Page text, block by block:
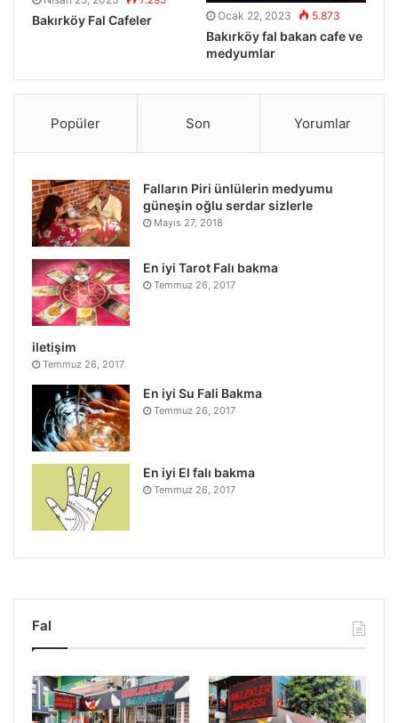
Bakırköy Fal Cafeler Ocak 22, 2023 5.873
Bakırköy fal bakan cafe ve
medyumlar
Popüler Son Yorumlar
Falların Piri ünlülerin medyumu
güneşin oğlu serdar sizlerle
Mayıs 27, 2018
En iyi Tarot Falı bakma
Temmuz 26, 2017
iletişim
Temmuz 26, 2017
En iyi Su Fali Bakma
Temmuz 26, 2017
En iyi El falı bakma
Temmuz 26, 2017
Fal